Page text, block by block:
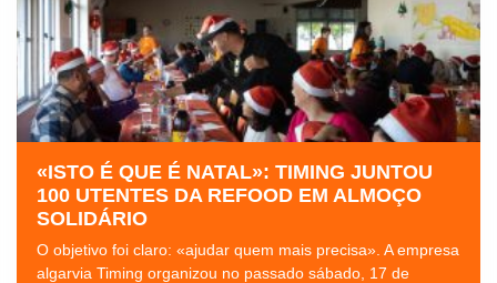
«ISTO É QUE É NATAL»: TIMING JUNTOU
100 UTENTES DA REFOOD EM ALMOÇO
SOLIDÁRIO
O objetivo foi claro: «ajudar quem mais precisa». A empresa
algarvia Timing organizou no passado sábado, 17 de